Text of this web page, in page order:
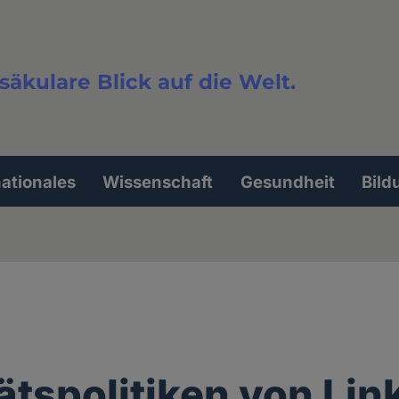
Blick auf die Welt.
Wissenschaft Gesundheit